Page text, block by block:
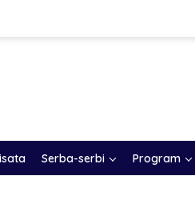
Serba-serbi Program